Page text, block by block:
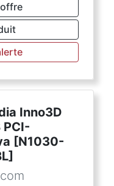
Inno3D
PCI-
[N1030-